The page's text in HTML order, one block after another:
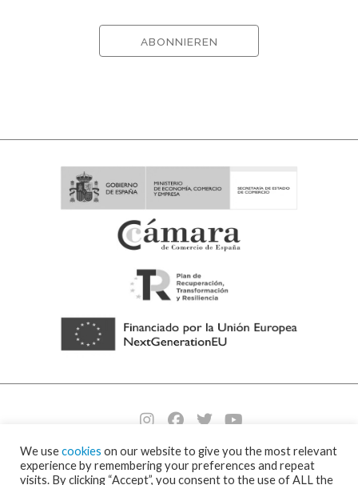
© 2026 Visornets – Visor Fall Arrest Nets ⁃Política de cookies y protección de
datos⁃Condiciones de envío⁃ Design by Ixotype
We usecookies on our website to give you the most relevant
experience by remembering your preferences and repeat
visits. By clicking “Accept”, you consent to the use of ALL the